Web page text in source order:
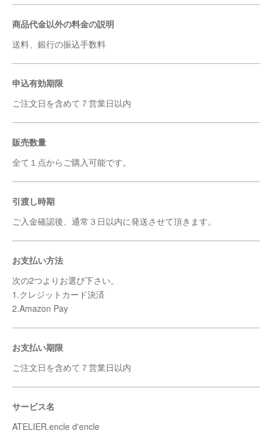
商品代金以外の料金の説明
送料、銀行の振込手数料
申込有効期限
ご注文日を含めて７営業日以内
販売数量
全て１点からご購入可能です。
引渡し時期
ご入金確認後、通常３日以内に発送させて頂きます。
お支払い方法
次の2つよりお選び下さい。
1.クレジットカード決済
2.Amazon Pay
お支払い期限
ご注文日を含めて７営業日以内
サービス名
ATELIER.encle d'encle